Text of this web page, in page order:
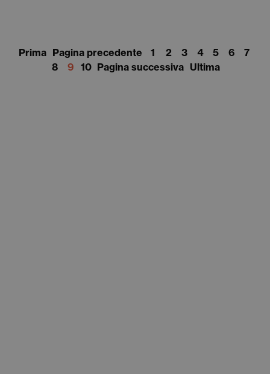
Prima Pagina precedente 1 2 3 4 5 6
7
8
9 10 Pagina successiva Ultima